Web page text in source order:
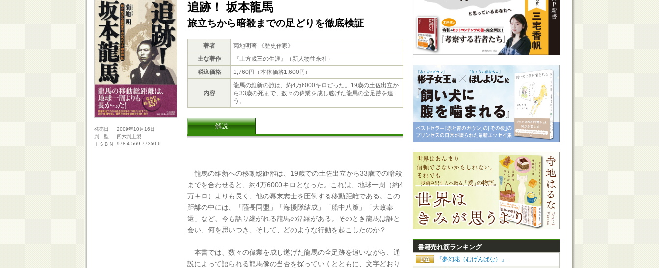
発売日
2009年10月16日
判 型
四六判上製
ＩＳＢＮ
978-4-569-77350-6
追跡！ 坂本龍馬
旅立ちから暗殺までの足どりを徹底検証
著者
菊地明著 《歴史作家》
主な著作
『土方歳三の生涯』（新人物往来社）
税込価格
1,760円（本体価格1,600円）
内容
龍馬の維新の旅は、約4万6000キロだった。19歳の土佐出立か
ら33歳の死まで、数々の偉業を成し遂げた龍馬の全足跡を追
う。
解説
龍馬の維新への移動総距離は、19歳での土佐出立から33歳での暗殺
までを合わせると、約4万6000キロとなった。これは、地球一周（約4
万キロ）よりも長く、他の幕末志士を圧倒する移動距離である。この
距離の中には、「薩長同盟」「海援隊結成」「船中八策」「大政奉
還」など、今も語り継がれる龍馬の活躍がある。そのとき龍馬は誰と
会い、何を思いつき、そして、どのような行動を起こしたのか？
本書では、数々の偉業を成し遂げた龍馬の全足跡を追いながら、通
説によって語られる龍馬像の当否を探っていくとともに、文字どおり
書籍売れ筋ランキング
『夢幻花（むげんばな）』